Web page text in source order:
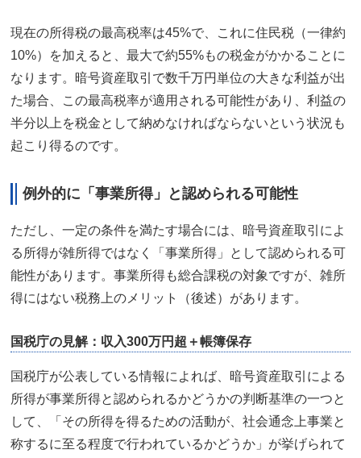
現在の所得税の最高税率は45%で、これに住民税（一律約
10%）を加えると、最大で約55%もの税金がかかることに
なります。暗号資産取引で数千万円単位の大きな利益が出
た場合、この最高税率が適用される可能性があり、利益の
半分以上を税金として納めなければならないという状況も
起こり得るのです。
例外的に「事業所得」と認められる可能性
ただし、一定の条件を満たす場合には、暗号資産取引によ
る所得が雑所得ではなく「事業所得」として認められる可
能性があります。事業所得も総合課税の対象ですが、雑所
得にはない税務上のメリット（後述）があります。
国税庁の見解：収入300万円超＋帳簿保存
国税庁が公表している情報によれば、暗号資産取引による
所得が事業所得と認められるかどうかの判断基準の一つと
して、「その所得を得るための活動が、社会通念上事業と
称するに至る程度で行われているかどうか」が挙げられて